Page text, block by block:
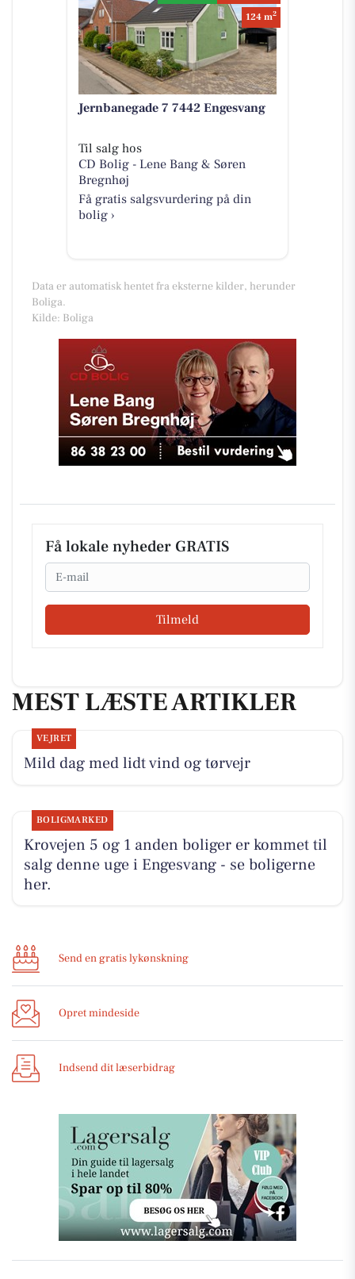
124 m2
Jernbanegade 7 7442 Engesvang
Til salg hos
CD Bolig - Lene Bang & Søren
Bregnhøj
Få gratis salgsvurdering på din
bolig ›
Data er automatisk hentet fra eksterne kilder, herunder
Boliga.
Kilde: Boliga
Få lokale nyheder GRATIS
Email
Tilmeld
MEST LÆSTE ARTIKLER
VEJRET
Mild dag med lidt vind og tørvejr
BOLIGMARKED
Krovejen 5 og 1 anden boliger er kommet til
salg denne uge i Engesvang - se boligerne
her.
Send en gratis lykønskning
Opret mindeside
Indsend dit læserbidrag